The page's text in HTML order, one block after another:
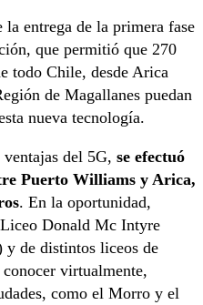
entrega de la primera fase
que permitió que 270
todo Chile, desde Arica
de Magallanes puedan
nueva tecnología.
del 5G, se efectuó
Puerto Williams y Arica,
. En la oportunidad,
Donald Mc Intyre
de distintos liceos de
virtualmente,
como el Morro y el